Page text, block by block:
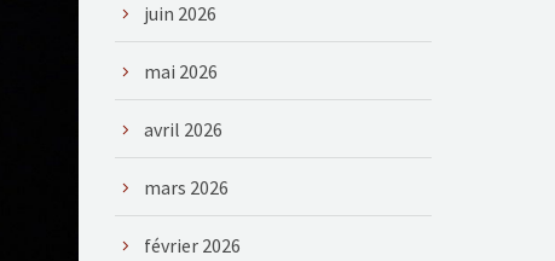
juin 2026
mai 2026
avril 2026
mars 2026
février 2026